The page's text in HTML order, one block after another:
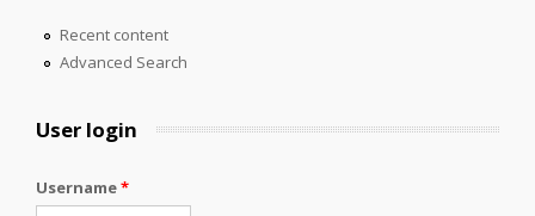
Recent content
Advanced Search
User login
Username*